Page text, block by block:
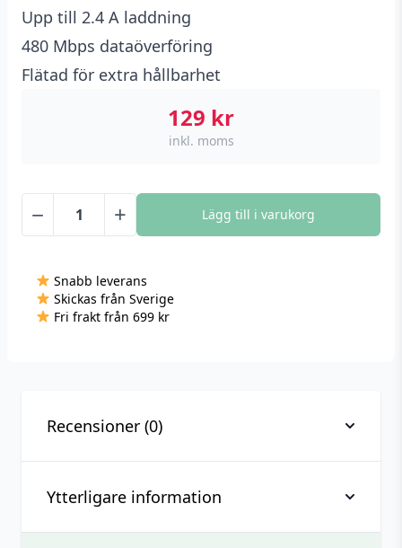
Upp till 2.4 A laddning
480 Mbps dataöverföring
Flätad för extra hållbarhet
129 kr
inkl. moms
−
Baseus
Snabbladdare
USB-
20w,
-
mängd
+ Lägg till i varukorg
Snabb leverans
Skickas från Sverige
Fri frakt från 699 kr
Ytterligare information
Recensioner (0)
Recensioner
Det finns inga recensioner än.